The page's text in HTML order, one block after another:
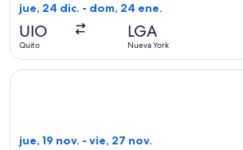
jue, 24 dic. - dom, 24 ene.
UIO
Quito
LGA
Nueva York
jue, 19 nov. - vie, 27 nov.
Seleccionar vuelo de American